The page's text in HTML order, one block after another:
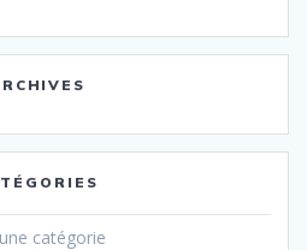
catégorie